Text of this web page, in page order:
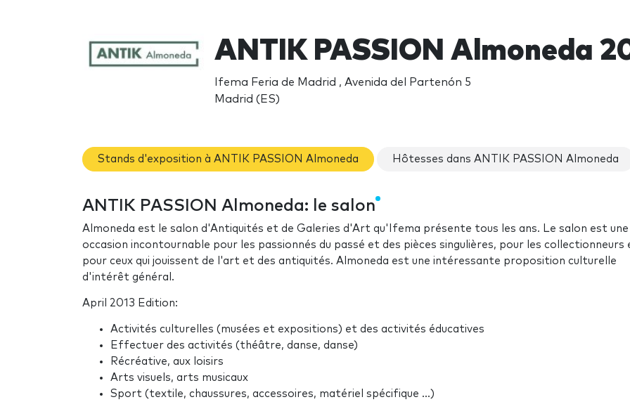
ANTIK PASSION Almoneda
Ifema Feria de Madrid , Avenida del Partenón 5
Madrid (ES)
Stands d'exposition à ANTIK PASSION Almoneda Hôtesses dans ANTIK PASSION Almoneda
ANTIK PASSION Almoneda: le salon
Almoneda est le salon d'Antiquités et de Galeries d'Art qu'Ifema présente tous les ans. Le salon est une
occasion incontournable pour les passionnés du passé et des pièces singulières, pour les collectionneurs
pour ceux qui jouissent de l'art et des antiquités. Almoneda est une intéressante proposition culturelle
d'intérêt général.
April 2013 Edition:
Activités culturelles (musées et expositions) et des activités éducatives
Effectuer des activités (théâtre, danse, danse)
Récréative, aux loisirs
Arts visuels, arts musicaux
Sport (textile, chaussures, accessoires, matériel spécifique ...)